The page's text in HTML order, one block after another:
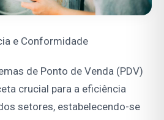
e Conformidade
de Ponto de Venda (PDV)
crucial para a eficiência
setores, estabelecendo-se